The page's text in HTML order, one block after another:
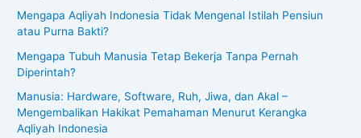
r
:
Mengapa Aqliyah Indonesia Tidak Mengenal Istilah Pensiun
atau Purna Bakti?
Mengapa Tubuh Manusia Tetap Bekerja Tanpa Pernah
Diperintah?
Manusia: Hardware, Software, Ruh, Jiwa, dan Akal –
Mengembalikan Hakikat Pemahaman Menurut Kerangka
Aqliyah Indonesia